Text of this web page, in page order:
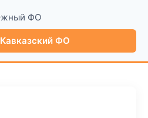
ФО
ФО